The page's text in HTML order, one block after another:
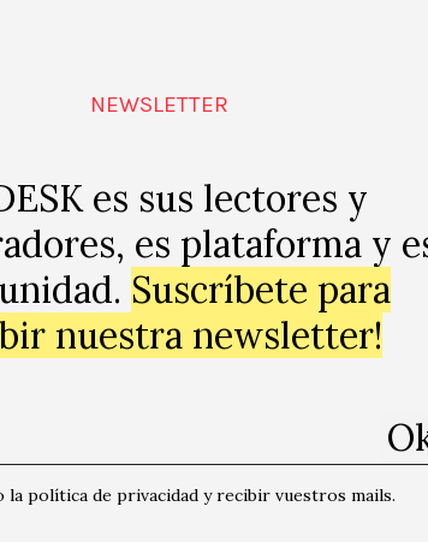
NEWSLETTER
es sus lectores y
es plataforma y
Suscríbete para
nuestra newsletter!
la política de privacidad y recibir vuestros mails.